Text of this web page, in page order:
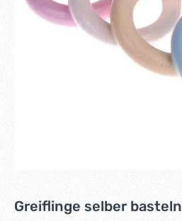
Greiflinge selber basteln